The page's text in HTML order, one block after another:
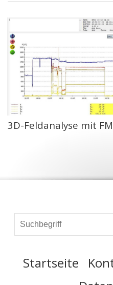
3D-Feldanalyse mit
Startseite